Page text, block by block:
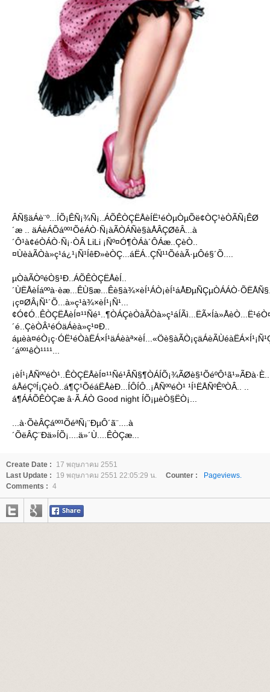
ÂÑ§äÁè¨º...ÍÕ¡ÊÑ¡¾Ñ¡..ÁÕÊÒÇËÅèÍË¹éÒµÒµÕë¢ÒÇ¹èÒÃÑ¡ÊØ
´æ .. äÁèÁÕáºº¹ÕéÁÒ·Ñ¡àÃÒÁÑè§àÅÂÇØêÂ...à
´Ô¹à¢éÒÁÒ·Ñ¡·ÒÂ LiLi ¡Ñº¤Ó¶ÒÁà´ÔÁæ..ÇèÒ..
¤ÙèàÃÒà»ç¹á¿¹¡Ñ¹ÍêÐ»èÒÇ...áËÁ..ÇÑ¹¹ÕéàÃ·µÔé§´Õ....
µÒàÃÒºéÒ§¹Ð..ÁÕÊÒÇËÅèÍ..
¡ç¤ØÂ¡Ñ¹´Õ...à»ç¹à¾×èÍ¹¡Ñ¹...
´é..ÇèÒÂ¹éÓäÁèà»ç¹¤Ð..
´áºº¹êÒ¹¹¹¹...
áÅéÇºÍ¡ÇèÒ..á¶Ç¹ÕéáËÅèÐ...ÍÔÍÔ..¡ÅÑººéÒ¹ ¹Í¹ËÅÑºÊºÒÂ.. ..
á¶ÁÁÕÊÒÇæ â·Ã.ÁÒ Good night ÍÕ¡µèÒ§ËÒ¡...
...à·ÕèÂÇáºº¹ÕéªÑ¡¨ÐµÔ´ã¨....à
´ÕëÂÇ¨Ðä»ÍÕ¡....ä»´Ù....ÊÒÇæ...
Create Date :
17 พฤษภาคม 2551
Last Update :
19 พฤษภาคม 2551 22:05:29 น. Counter :
Pageviews.
Comments : 4